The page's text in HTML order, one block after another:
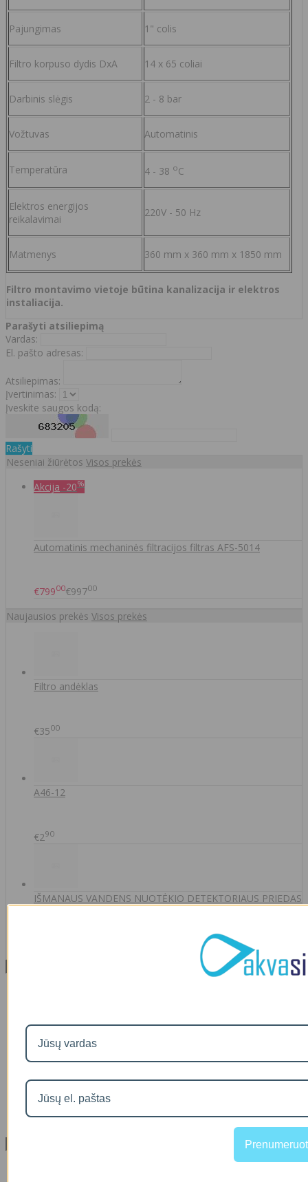
Pajungimas 1" colis
Filtro korpuso dydis DxA 14 x 65 coliai
Darbinis slėgis 2 - 8 bar
Vožtuvas Automatinis
Temperatūra 4 - 38 oC
Elektros energijos
reikalavimai
220V - 50 Hz
Matmenys 360 mm x 360 mm x 1850 mm
Filtro montavimo vietoje būtina kanalizacija ir elektros
instaliacija.
Parašyti atsiliepimą
Vardas:
El. pašto adresas:
Atsiliepimas:
Įvertinimas:
Įveskite saugos kodą:
Rašyti
Neseniai žiūrėtos Visos prekės
Akcija -20%
Automatinis mechaninės filtracijos filtras AFS-5014
€79900€99700
Naujausios prekės Visos prekės
Filtro andėklas
€3500
A46-12
€290
IŠMANAUS VANDENS NUOTĖKIO DETEKTORIAUS PRIEDAS
Apsipirkimo sąlygos ir taisyklės
Garantijos
Atsiskaitymas IŠSIMOKĖTINAI
NAUJIENOS
Facebook konkursų sąlygos
Informacija pagal BDAR